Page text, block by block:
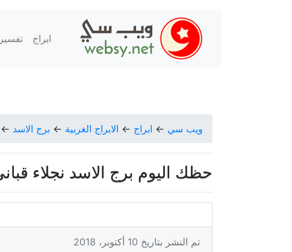
ابراج
ويب سي ← ابراج ← الابراج الغربية ← برج الاسد ←
حظك اليوم برج الاسد نجلاء قباني
تم النشر بتاريخ 10 أكتوبر، 2018